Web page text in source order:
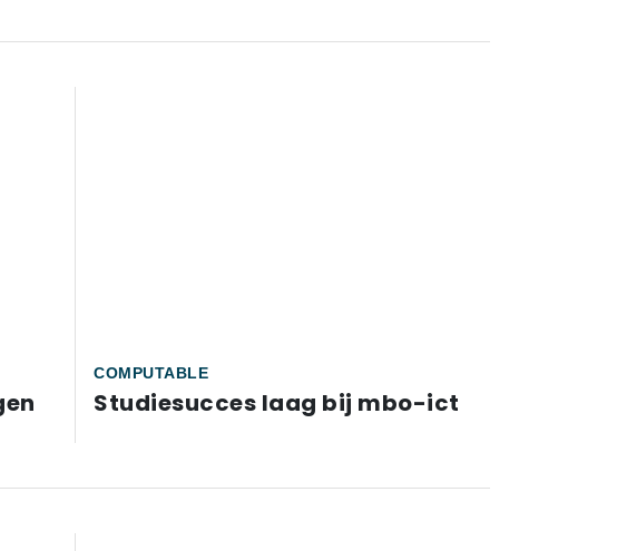
COMPUTABLE
Studiesucces laag bij mbo-ict